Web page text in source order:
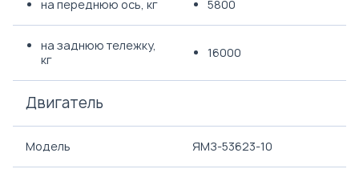
на переднюю ось, кг 5800
на заднюю тележку,
кг
16000
Двигатель
Модель ЯМЗ-53623-10